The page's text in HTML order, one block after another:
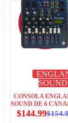
SOUND
CONSOLA
SOUND DE 6
$
$144.99